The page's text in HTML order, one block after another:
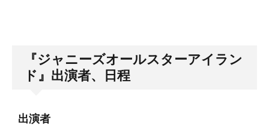
『ジャニーズオールスターアイラン
ド』出演者、日程
出演者